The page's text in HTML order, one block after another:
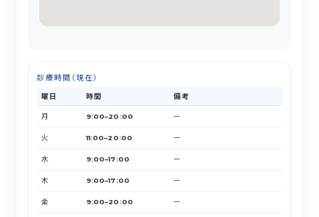
診療時間（現在）
曜日 時間
備考
月
9:00–20:00 —
火 11:00–20:00 —
水 9:00–17:00 —
木 9:00–17:00 —
金 9:00–20:00 —